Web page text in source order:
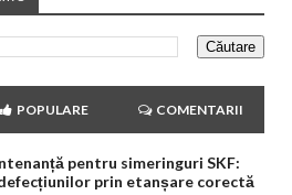
POPULARE COMENTARII
pentru simeringuri SKF:
prin etanșare corectă